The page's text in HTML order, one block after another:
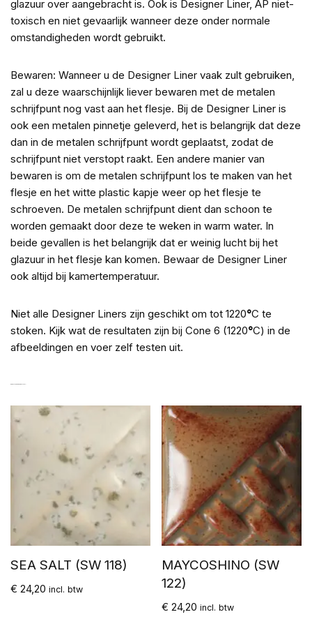
glazuur over aangebracht is. Ook is Designer Liner, AP niet-
toxisch en niet gevaarlijk wanneer deze onder normale
omstandigheden wordt gebruikt.
Bewaren: Wanneer u de Designer Liner vaak zult gebruiken,
zal u deze waarschijnlijk liever bewaren met de metalen
schrijfpunt nog vast aan het flesje. Bij de Designer Liner is
ook een metalen pinnetje geleverd, het is belangrijk dat deze
dan in de metalen schrijfpunt wordt geplaatst, zodat de
schrijfpunt niet verstopt raakt. Een andere manier van
bewaren is om de metalen schrijfpunt los te maken van het
flesje en het witte plastic kapje weer op het flesje te
schroeven. De metalen schrijfpunt dient dan schoon te
worden gemaakt door deze te weken in warm water. In
beide gevallen is het belangrijk dat er weinig lucht bij het
glazuur in het flesje kan komen. Bewaar de Designer Liner
ook altijd bij kamertemperatuur.
Niet alle Designer Liners zijn geschikt om tot 1220°C te
stoken. Kijk wat de resultaten zijn bij Cone 6 (1220°C) in de
afbeeldingen en voer zelf testen uit.
SEA SALT (SW 118)
€ 24,20 incl. btw
MAYCOSHINO (SW
122)
€ 24,20 incl. btw